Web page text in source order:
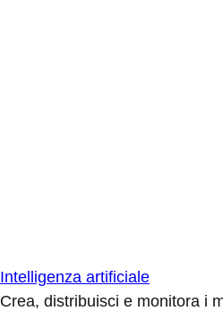
Intelligenza artificiale
Crea, distribuisci e monitora i